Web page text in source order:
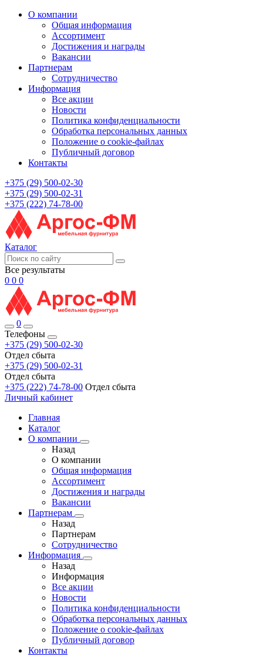
О компании
Общая информация
Ассортимент
Достижения и награды
Вакансии
Партнерам
Сотрудничество
Информация
Все акции
Новости
Политика конфиденциальности
Обработка персональных данных
Положение о cookie-файлах
Публичный договор
Контакты
+375 (29) 500-02-30
+375 (29) 500-02-31
+375 (222) 74-78-00
Каталог
Все результаты
0 0 0
0
Телефоны
+375 (29) 500-02-30
Отдел сбыта
+375 (29) 500-02-31
Отдел сбыта
+375 (222) 74-78-00 Отдел сбыта
Личный кабинет
Главная
Каталог
О компании
Назад
О компании
Общая информация
Ассортимент
Достижения и награды
Вакансии
Партнерам
Назад
Партнерам
Сотрудничество
Информация
Назад
Информация
Все акции
Новости
Политика конфиденциальности
Обработка персональных данных
Положение о cookie-файлах
Публичный договор
Контакты